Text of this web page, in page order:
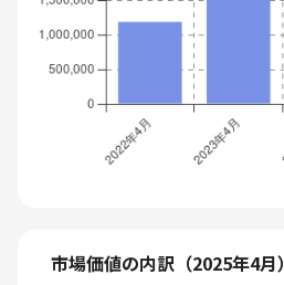
市場価値の内訳（2025年4月）